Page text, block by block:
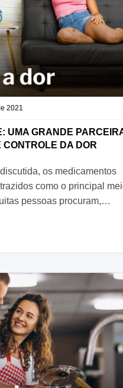
2021
UMA GRANDE
CONTROLE DA DOR
os medicamentos
como o principal
pessoas procuram,…